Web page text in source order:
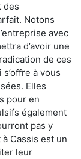
des
Notons
avec
d’avoir une
de ces
à vous
Elles
pour en
également
pas y
Cassis est un
leur